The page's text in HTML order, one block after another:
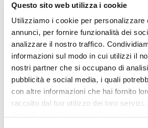
Questo sito web utilizza i cookie
Utilizziamo i cookie per personalizzare
annunci, per fornire funzionalità dei
analizzare il nostro traffico.
informazioni sul modo in cui utilizzi il
nostri partner che si occupano di
pubblicità e social media, i quali
con altre informazioni che hai fornito
raccolto dal tuo utilizzo dei loro servizi.
“vita piena,” va oltre la mera
enfatizzando l’importanza delle
soddisfacenti nella vita. Questo
spinge a considerare come rendere
esistenza più ricca e appagante. È
“rigenerare” il nostro modo di
dalle lezioni della natura
la rinascita. Gianni Bientinesi, con
basato sull’apprendimento dalla